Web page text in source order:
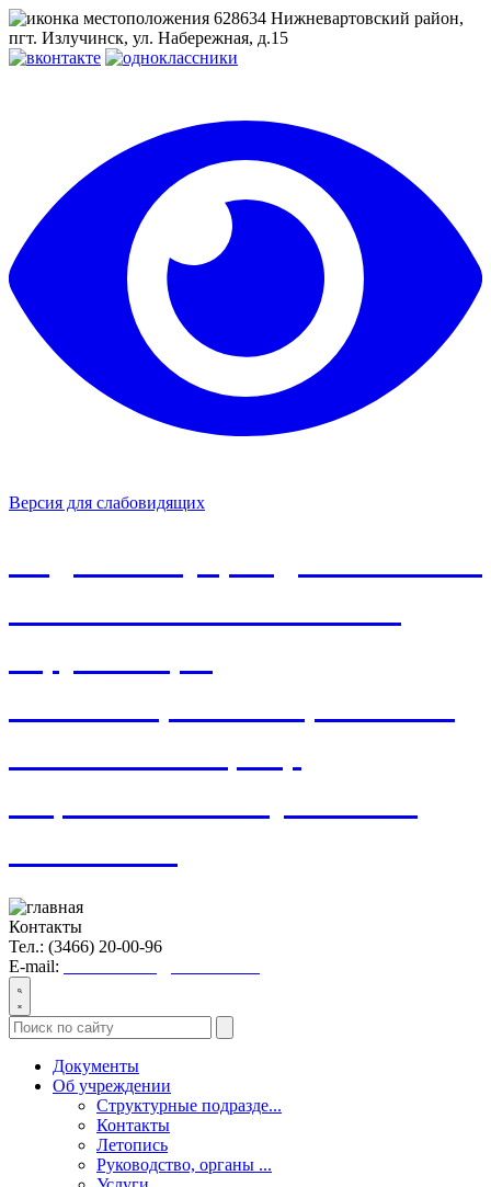
628634 Нижневартовский район,
пгт. Излучинск, ул. Набережная, д.15
Версия для слабовидящих
Контакты
Тел.: (3466) 20-00-96
E-mail:
Документы
Об учреждении
Структурные подразде...
Контакты
Летопись
Руководство, органы ...